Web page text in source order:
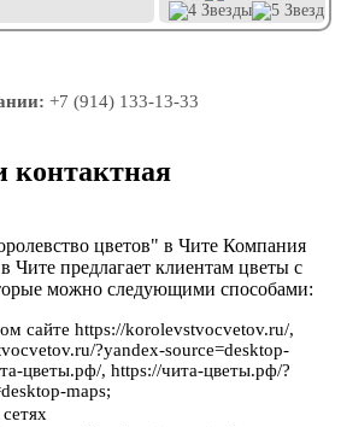
+7 (914) 133-13-33
контактная
цветов" в Чите Компания
Чите предлагает клиентам цветы с
можно следующими способами:
сайте https://korolevstvocvetov.ru/,
?yandex-source=desktop-
цветы.рф/, https://чита-цветы.рф/?
maps;